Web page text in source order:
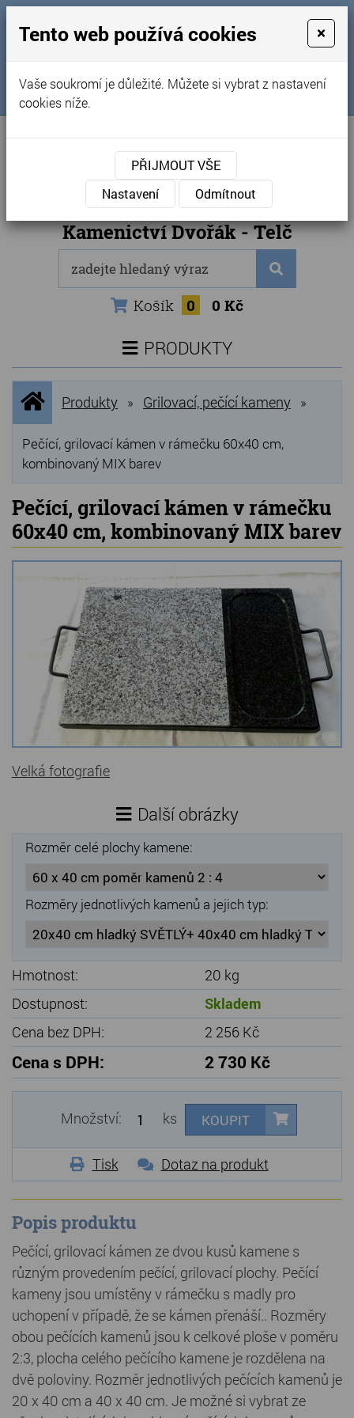
Obchodní podmínky
Kontakty
Naše kamenictví
Sledujte nás na FB
Internetový obchod
Kamenictví Dvořák - Telč
Košík 0 0 Kč
PRODUKTY
NOVINKY
NEJPRODÁVANĚJŠÍ
VÝPRODEJ
Grilovací, pečící kameny
Lávové grilovací kameny
Kamenné truhlíky
Chladící kostky a puky
Doplňky do kuchyně
Hřbitovní doplňky
Zvířecí náhrobky a pomníčky
Kamenné stoly, konferenční stolky
Barevné kamenné drti
Dárkové předměty z přírodního kamene
Údržba a čištění kamene
Úvodní
stránka
Produkty » Grilovací, pečící kameny »
Pečící, grilovací kámen v rámečku 60x40 cm,
kombinovaný MIX barev
Pečící, grilovací kámen v rámečku
60x40 cm, kombinovaný MIX barev
Velká fotografie
Další obrázky
Rozměr celé plochy kamene:
Rozměry jednotlivých kamenů a jejich typ:
Hmotnost:
20 kg
Dostupnost:
Skladem
Cena bez DPH:
2 256 Kč
Cena s DPH: 2 730 Kč
Množství: ks KOUPIT
Tisk Dotaz na produkt
Popis produktu
Pečící, grilovací kámen ze dvou kusů kamene s
různým provedením pečící, grilovací plochy. Pečící
kameny jsou umístěny v rámečku s madly pro
uchopení v případě, že se kámen přenáší.. Rozměry
obou pečících kamenů jsou k celkové ploše v poměru
2:3, plocha celého pečícího kamene je rozdělena na
dvě poloviny. Rozměr jednotlivých pečících kamenů je
20 x 40 cm a 40 x 40 cm. Je možné si vybrat ze
Tento web používá cookies ×
Vaše soukromí je důležité. Můžete si vybrat z nastavení
cookies níže.
PŘIJMOUT VŠE
Nastavení
Odmítnout